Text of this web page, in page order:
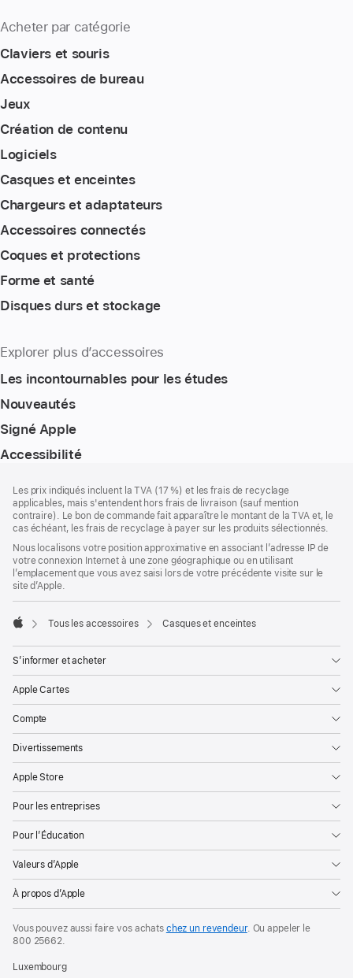
Acheter par catégorie
Claviers et souris
Accessoires de bureau
Jeux
Création de contenu
Logiciels
Casques et enceintes
Chargeurs et adaptateurs
Accessoires connectés
Coques et protections
Forme et santé
Disques durs et stockage
Explorer plus d’accessoires
Les incontournables pour les études
Nouveautés
Signé Apple
Accessibilité
de
page
de
bas
de
Les prix indiqués incluent la TVA (17 %) et les frais de recyclage
applicables, mais s'entendent hors frais de livraison (sauf mention
contraire). Le bon de commande fait apparaître le montant de la TVA et, le
cas échéant, les frais de recyclage à payer sur les produits sélectionnés.
Nous localisons votre position approximative en associant l’adresse IP de
votre connexion Internet à une zone géographique ou en utilisant
l’emplacement que vous avez saisi lors de votre précédente visite sur le
site d’Apple.
Tous les accessoires Casques et enceintes
S’informer et acheter
Apple Cartes
Compte
Divertissements
Apple Store
Pour les entreprises
Pour l’Éducation
Valeurs d’Apple
À propos d’Apple
Vous pouvez aussi faire vos achats chez un revendeur. Ou appeler le
800 25662.
Luxembourg